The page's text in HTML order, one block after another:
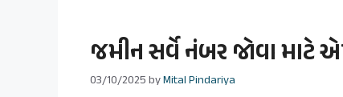
જમીન સર્વે નંબર જોવા
03/10/2025byMital Pindariya